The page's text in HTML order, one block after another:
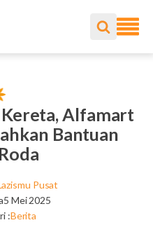
Alfamart
Bantuan
Pusat
5 Mei 2025
:Berita